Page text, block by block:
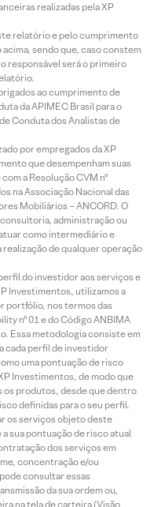
realizadas pela XP
relatório e pelo cumprimento
sendo que, caso constem
responsável será o primeiro
ao cumprimento de
da APIMEC Brasil para o
Conduta dos Analistas de
por empregados da XP
que desempenham suas
a Resolução CVM nº
na Associação Nacional das
Mobiliários – ANCORD. O
administração ou
como intermediário e
de qualquer operação
do investidor aos serviços e
Investimentos, utilizamos a
portfólio, nos termos das
nº 01 e do Código ANBIMA
Essa metodologia consiste em
cada perfil de investidor
uma pontuação de risco
Investimentos, de modo que
os produtos, desde que dentro
definidas para o seu perfil.
os serviços objeto deste
sua pontuação de risco atual
dos serviços em
concentração e/ou
consultar essas
da sua ordem ou,
na tela de carteira (Visão